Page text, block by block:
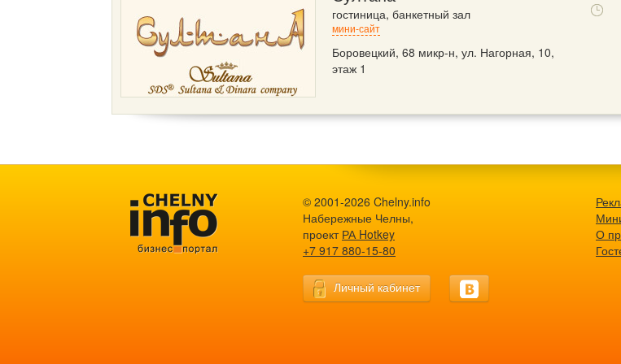
гостиница, банкетный зал
мини-сайт
Боровецкий, 68 микр-н, ул. Нагорная, 10,
этаж 1
© 2001-2026 Chelny.info
Набережные Челны,
проект РА Hotkey
+7 917 880-15-80
Личный кабинет
О